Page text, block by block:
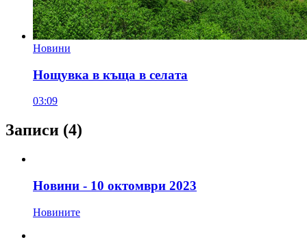
Новини
Нощувка в къща в селата
03:09
Записи (4)
Новини - 10 октомври 2023
Новините